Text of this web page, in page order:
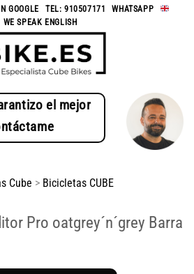
GOOGLE TEL: 910507171 -WHATSAPP
WE SPEAK ENGLISH
el mejor
Cube > Bicicletas CUBE
Pro oatgrey´n´grey Barra